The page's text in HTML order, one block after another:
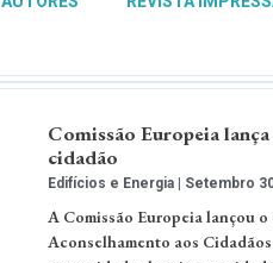
Comissão Europeia
cidadão
Edifícios e Energia Setembro
A Comissão Europeia lançou
Aconselhamento aos